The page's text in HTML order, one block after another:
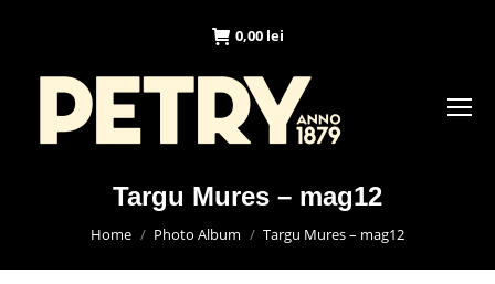
0,00 lei
Targu Mures – mag12
You are here:
Home Photo Album Targu Mures – mag12